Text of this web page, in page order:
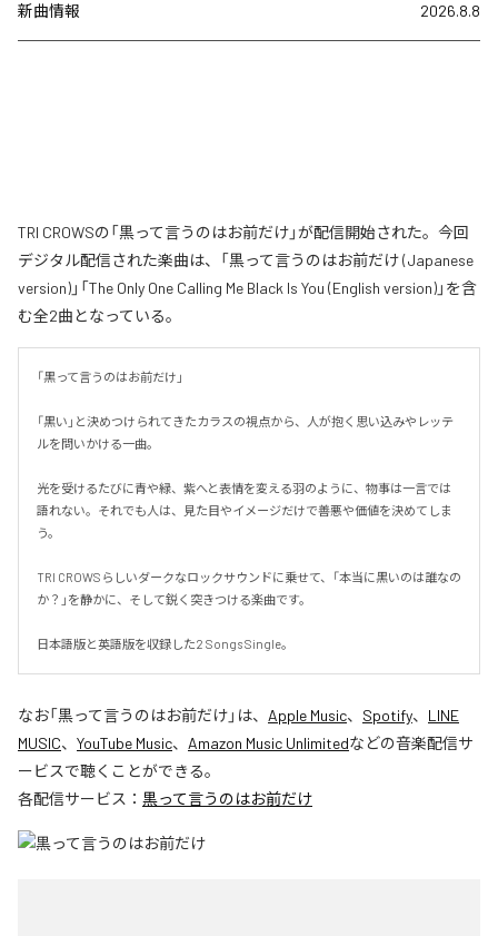
新曲情報 2026.8.8
TRI CROWSの「黒って言うのはお前だけ」が配信開始された。今回
デジタル配信された楽曲は、「黒って言うのはお前だけ (Japanese
version)」「The Only One Calling Me Black Is You (English version)」を含
む全2曲となっている。
「黒って言うのはお前だけ」
「黒い」と決めつけられてきたカラスの視点から、人が抱く思い込みやレッテ
ルを問いかける一曲。
光を受けるたびに青や緑、紫へと表情を変える羽のように、物事は一言では
語れない。それでも人は、見た目やイメージだけで善悪や価値を決めてしま
う。
TRI CROWSらしいダークなロックサウンドに乗せて、「本当に黒いのは誰なの
か？」を静かに、そして鋭く突きつける楽曲です。
日本語版と英語版を収録した2 Songs Single。
なお「黒って言うのはお前だけ」は、 Apple Music、 Spotify、 LINE
MUSIC、 YouTube Music、 Amazon Music Unlimitedなどの音楽配信サ
ービスで聴くことができる。
各配信サービス： 黒って言うのはお前だけ